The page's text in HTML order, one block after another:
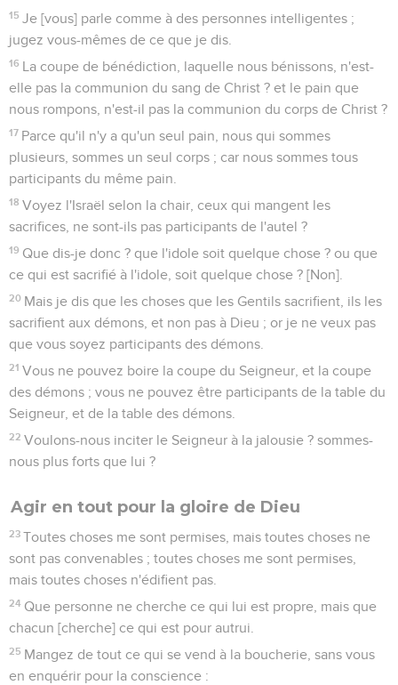
15 Je [vous] parle comme à des personnes intelligentes ;
jugez vous-mêmes de ce que je dis.
16 La coupe de bénédiction, laquelle nous bénissons, n'est-
elle pas la communion du sang de Christ ? et le pain que
nous rompons, n'est-il pas la communion du corps de Christ ?
17 Parce qu'il n'y a qu'un seul pain, nous qui sommes
plusieurs, sommes un seul corps ; car nous sommes tous
participants du même pain.
18 Voyez l'Israël selon la chair, ceux qui mangent les
sacrifices, ne sont-ils pas participants de l'autel ?
19 Que dis-je donc ? que l'idole soit quelque chose ? ou que
ce qui est sacrifié à l'idole, soit quelque chose ? [Non].
20 Mais je dis que les choses que les Gentils sacrifient, ils les
sacrifient aux démons, et non pas à Dieu ; or je ne veux pas
que vous soyez participants des démons.
21 Vous ne pouvez boire la coupe du Seigneur, et la coupe
des démons ; vous ne pouvez être participants de la table du
Seigneur, et de la table des démons.
22 Voulons-nous inciter le Seigneur à la jalousie ? sommes-
nous plus forts que lui ?
Agir en tout pour la gloire de Dieu
23 Toutes choses me sont permises, mais toutes choses ne
sont pas convenables ; toutes choses me sont permises,
mais toutes choses n'édifient pas.
24 Que personne ne cherche ce qui lui est propre, mais que
chacun [cherche] ce qui est pour autrui.
25 Mangez de tout ce qui se vend à la boucherie, sans vous
en enquérir pour la conscience :